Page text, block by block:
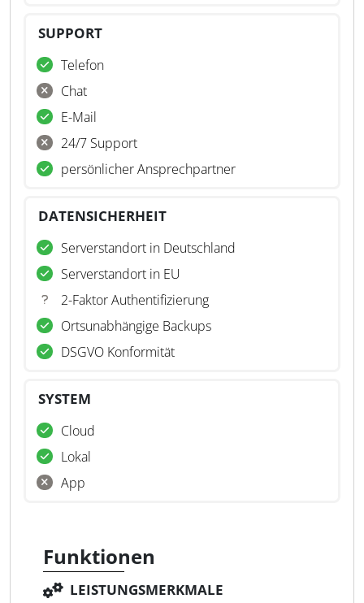
SUPPORT
Telefon
Chat
E-Mail
24/7 Support
persönlicher Ansprechpartner
DATENSICHERHEIT
Serverstandort in Deutschland
Serverstandort in EU
2-Faktor Authentifizierung
Ortsunabhängige Backups
DSGVO Konformität
SYSTEM
Cloud
Lokal
App
Funktionen
LEISTUNGSMERKMALE